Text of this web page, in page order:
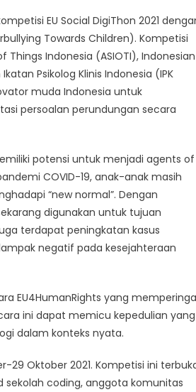
EU Social DigiThon 2021
Towards Children). Kompetisi
Indonesia (ASIOTI), Indonesian
Psikolog Klinis Indonesia (IPK
muda Indonesia untuk
persoalan perundungan secara
potensi untuk menjadi agents of
COVID-19, anak-anak masih
“new normal”. Dengan
digunakan untuk tujuan
terdapat peningkatan kasus
negatif pada kesejahteraan
EU4HumanRights yang
ini dapat memicu kepedulian yang
dalam konteks nyata.
29 Oktober 2021. Kompetisi ini
sekolah coding, anggota komunitas